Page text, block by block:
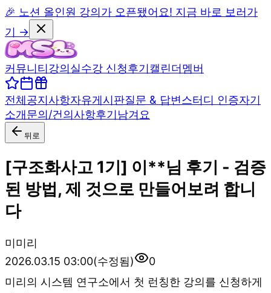
🎉 노션 올인원 강의가 오픈됐어요! 지금 바로 보러가
기 →
커뮤니티강의실수강 신청후기캘린더멤버
전체공지사항자유게시판질문 & 답변스터디 인증자기
소개문의/건의사항후기남겨요
뒤로
[구조화사고 1기] 이**님 후기 - 검증
된 방법, 제 것으로 만들어보려 합니
다
미미리
2026.03.15 03:00(수정됨)
0
미리의 시스템 연구소에서 첫 런칭한 강의를 신청하게